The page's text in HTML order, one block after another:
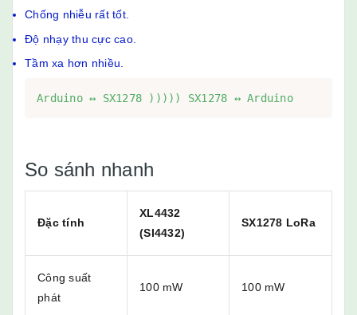
Chống nhiễu rất tốt.
Độ nhạy thu cực cao.
Tầm xa hơn nhiều.
Arduino ↔ SX1278 ))))) SX1278 ↔ Arduino
So sánh nhanh
Đặc tính
XL4432
(SI4432)
SX1278 LoRa
Công suất
phát
100 mW 100 mW